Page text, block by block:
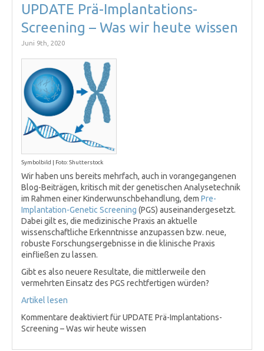
UPDATE Prä-Implantations-
Screening – Was wir heute wissen
Juni 9th, 2020
Symbolbild | Foto: Shutterstock
Wir haben uns bereits mehrfach, auch in vorangegangenen
Blog-Beiträgen, kritisch mit der genetischen Analysetechnik
im Rahmen einer Kinderwunschbehandlung, dem Pre-
Implantation-Genetic Screening (PGS) auseinandergesetzt.
Dabei gilt es, die medizinische Praxis an aktuelle
wissenschaftliche Erkenntnisse anzupassen bzw. neue,
robuste Forschungsergebnisse in die klinische Praxis
einfließen zu lassen.
Gibt es also neuere Resultate, die mittlerweile den
vermehrten Einsatz des PGS rechtfertigen würden?
Artikel lesen
Kommentare deaktiviertfür UPDATE Prä-Implantations-
Screening – Was wir heute wissen